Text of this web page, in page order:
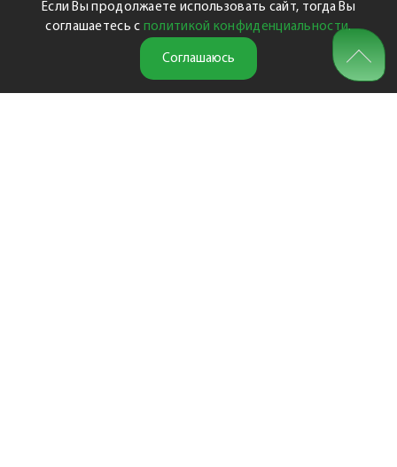
Если Вы продолжаете использовать сайт, тогда Вы
соглашаетесь с политикой конфиденциальности.
Соглашаюсь